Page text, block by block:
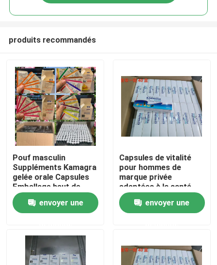
Maison
vidéos
produits recommandés
Pouf masculin
Suppléments Kamagra
gelée orale Capsules
Emballage haut de
gamme Blister Card
Display éponge
envoyer une
Capsules de vitalité
pour hommes de
marque privée
adaptées à la santé
des hommes
envoyer une